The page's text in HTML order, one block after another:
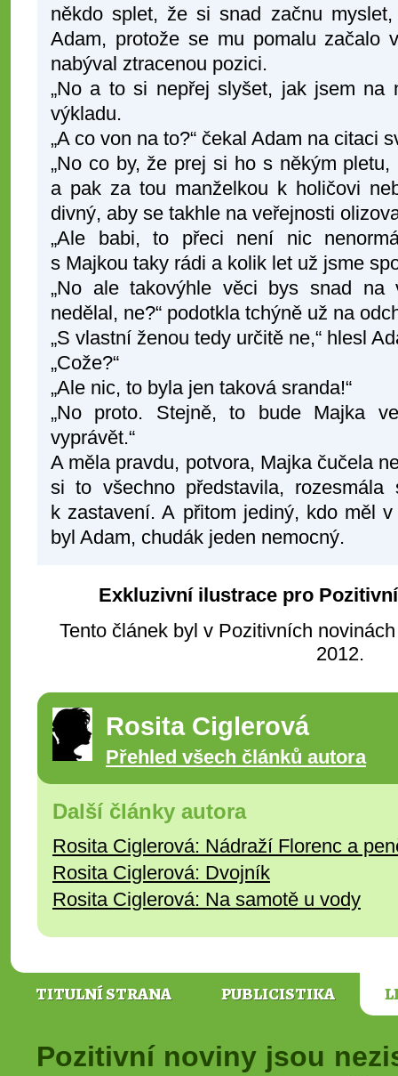
někdo splet, že si snad začnu
Adam, protože se mu pomalu začalo
nabýval ztracenou pozici.
„No a to si nepřej slyšet, jak jsem na
výkladu.
„A co von na to?“ čekal Adam na citaci
„No co by, že prej si ho s někým
a pak za tou manželkou k holičovi
divný, aby se takhle na veřejnosti
„Ale babi, to přeci není nic
s Majkou taky rádi a kolik let už jsme
„No ale takovýhle věci bys snad na
nedělal, ne?“ podotkla tchýně už na
„S vlastní ženou tedy určitě ne,“ hlesl
„Cože?“
„Ale nic, to byla jen taková sranda!“
„No proto. Stejně, to bude Majka
vyprávět.“
A měla pravdu, potvora, Majka čučela
si to všechno představila,
k zastavení. A přitom jediný, kdo měl
byl Adam, chudák jeden nemocný.
Exkluzivní ilustrace pro
Tento článek byl v Pozitivních
2012.
Rosita Ciglerová
Přehled všech článků autora
Další články autora
Rosita Ciglerová: Nádraží Florenc a
Rosita Ciglerová: Dvojník
Rosita Ciglerová: Na samotě u vody
TITULNÍ STRANA PUBLICISTIKA
Pozitivní noviny jsou